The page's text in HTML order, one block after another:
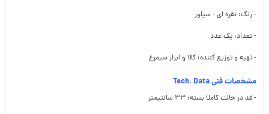
- رنگ: نقره ای - سیلور
- تعداد: یک عدد
- تهیه و توزیع کننده: کالا و ابزار سیمرغ
مشخصات فنی Tech. Data
- قد در حالت کاملا بسته: ۳۳ سانتیمتر